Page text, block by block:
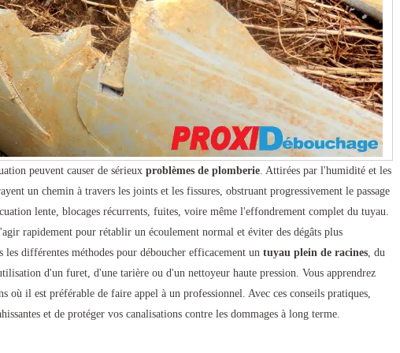
peuvent causer de sérieux problèmes de plomberie. Attirées par l'humidité et les
un chemin à travers les joints et les fissures, obstruant progressivement le passage
lente, blocages récurrents, fuites, voire même l'effondrement complet du tuyau.
rapidement pour rétablir un écoulement normal et éviter des dégâts plus
différentes méthodes pour déboucher efficacement un tuyau plein de racines, du
d'un furet, d'une tarière ou d'un nettoyeur haute pression. Vous apprendrez
où il est préférable de faire appel à un professionnel. Avec ces conseils pratiques,
et de protéger vos canalisations contre les dommages à long terme.